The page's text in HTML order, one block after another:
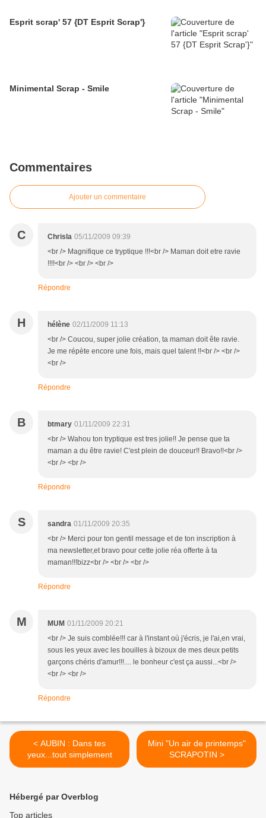
Esprit scrap' 57 {DT Esprit Scrap'}
Minimental Scrap - Smile
Commentaires
Ajouter un commentaire
C Chrisla 05/11/2009 09:39
<br /> Magnifique ce tryptique !!!<br /> Maman doit etre ravie
!!!!<br /> <br /> <br />
Répondre
H hélène 02/11/2009 11:13
<br /> Coucou, super jolie création, ta maman doit ête ravie.
Je me répète encore une fois, mais quel talent !!<br /> <br />
<br />
Répondre
B btmary 01/11/2009 22:31
<br /> Wahou ton tryptique est tres jolie!! Je pense que ta
maman a du être ravie! C'est plein de douceur!! Bravo!!<br />
<br /> <br />
Répondre
S sandra 01/11/2009 20:35
<br /> Merci pour ton gentil message et de ton inscription à
ma newsletter,et bravo pour cette jolie réa offerte à ta
maman!!!bizz<br /> <br /> <br />
Répondre
M MUM 01/11/2009 20:21
<br /> Je suis comblée!!! car à l'instant où j'écris, je l'ai,en vrai,
sous les yeux avec les bouilles à bizoux de mes deux petits
garçons chéris d'amur!!!.... le bonheur c'est ça aussi...<br />
<br /> <br />
Répondre
< AUBIN : Dans tes
yeux...tout simplement
Mini "Un air de printemps"
SCRAPOTIN >
Hébergé par Overblog
Top articles